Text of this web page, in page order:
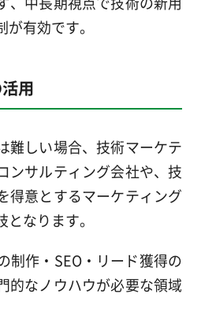
有効です。
用
難しい場合、技術マーケテ
ンサルティング会社や、技
得意とするマーケティング
なります。
制作・SEO・リード獲得の
的なノウハウが必要な領域